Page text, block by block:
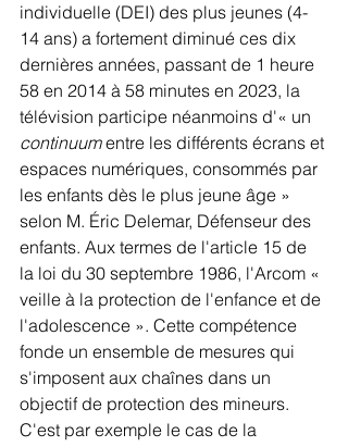
individuelle (DEI) des plus jeunes (4-
14 ans) a fortement diminué ces dix
dernières années, passant de 1 heure
58 en 2014 à 58 minutes en 2023, la
télévision participe néanmoins d'« un
continuum entre les différents écrans et
espaces numériques, consommés par
les enfants dès le plus jeune âge »
selon M. Éric Delemar, Défenseur des
enfants. Aux termes de l'article 15 de
la loi du 30 septembre 1986, l'Arcom «
veille à la protection de l'enfance et de
l'adolescence ». Cette compétence
fonde un ensemble de mesures qui
s'imposent aux chaînes dans un
objectif de protection des mineurs.
C'est par exemple le cas de la